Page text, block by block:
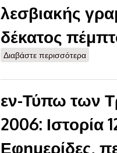
λεσβιακής
δέκατος
Διαβάστε περισσότερα
εν-Τύπω των
2006: Ιστορία
Εφημερίδες,